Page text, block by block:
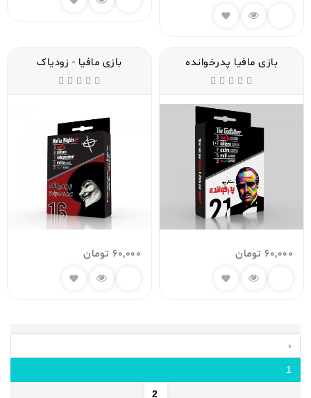
بازی مافیا پدرخوانده
60,000 تومان
بازی مافیا - زودیاک
60,000 تومان
‹
1
2